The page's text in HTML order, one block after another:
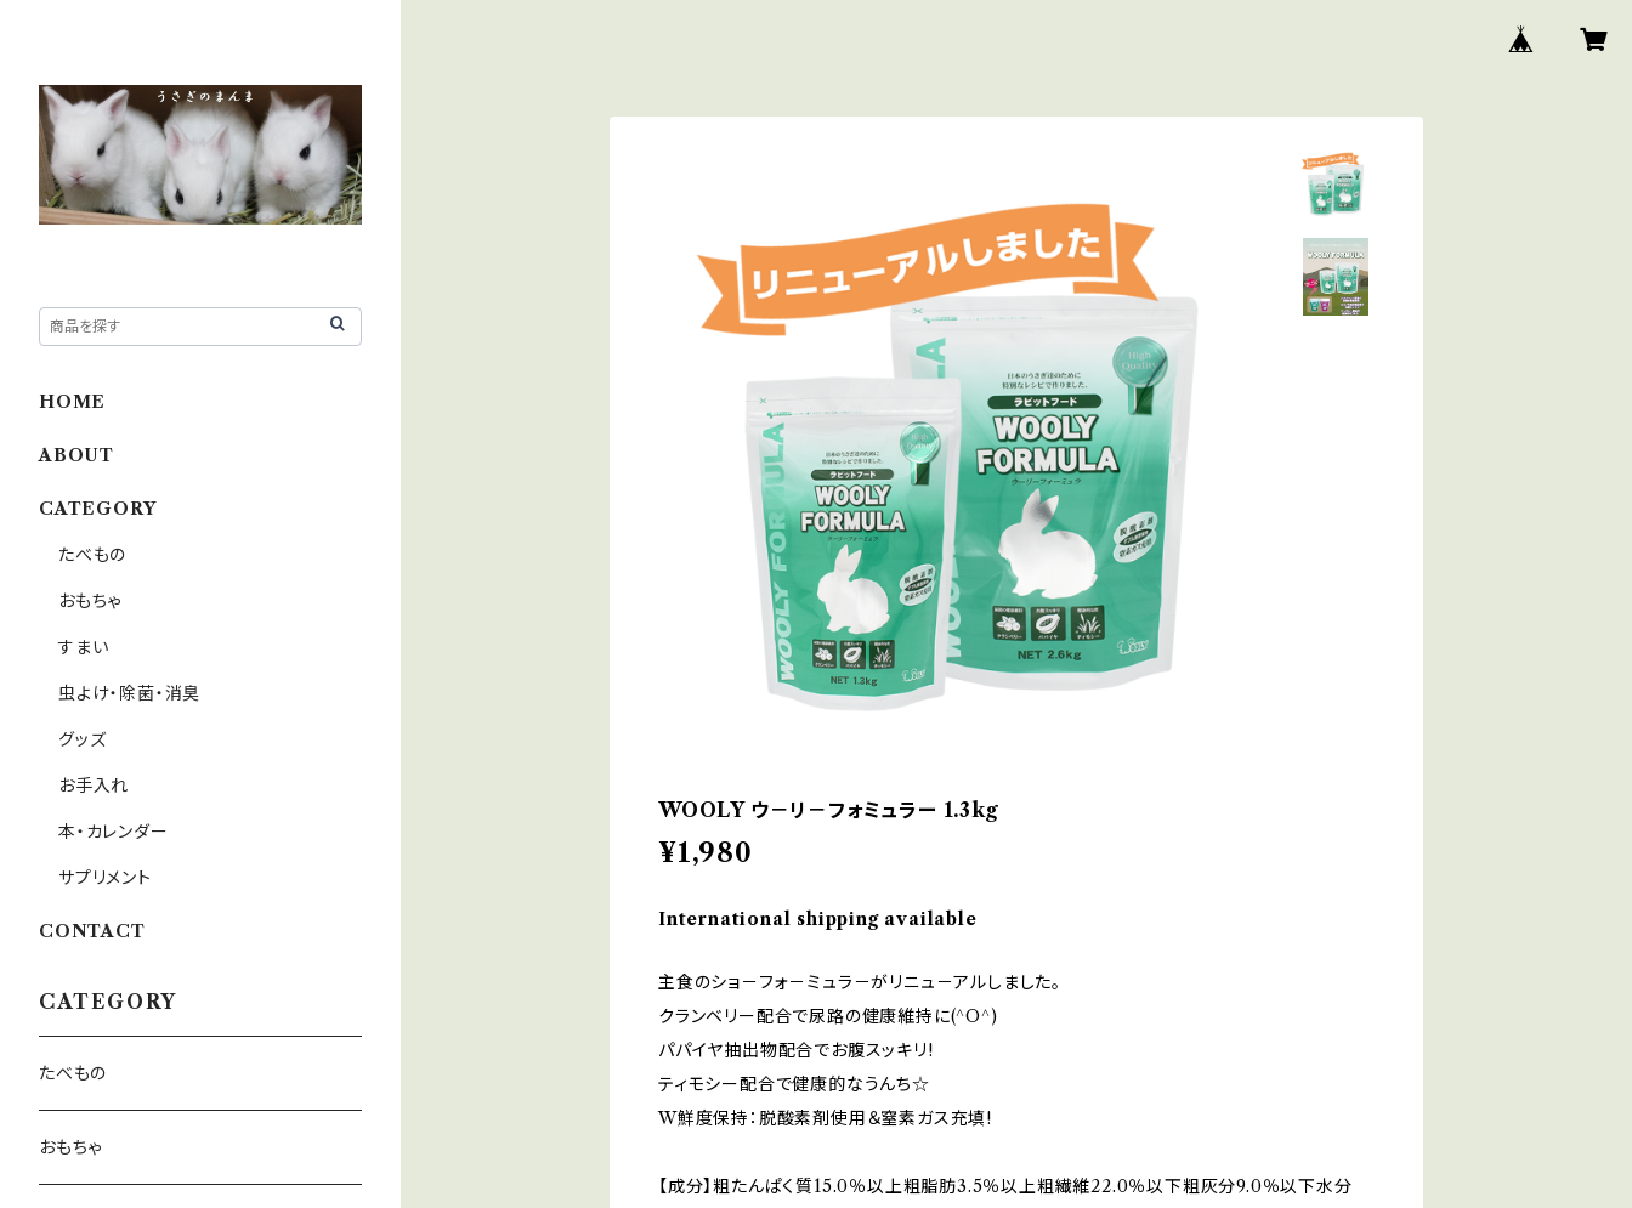
WOOLY ウ－リ－フォミュラー 1.3kg
¥1,980
International shipping available
主食のショ－フォ－ミュラ－がリニュ－アルしました。
クランベリー配合で尿路の健康維持に(^O^)
パパイヤ抽出物配合でお腹スッキリ!
ティモシー配合で健康的なうんち☆
W鮮度保持：脱酸素剤使用＆窒素ガス充填!
【成分】粗たんぱく質15.0％以上粗脂肪3.5％以上粗繊維22.0％以下粗灰分9.0％以下水分
HOME
ABOUT
CATEGORY
たべもの
おもちゃ
すまい
虫よけ・除菌・消臭
グッズ
お手入れ
本・カレンダー
サプリメント
CONTACT
CATEGORY
たべもの
おもちゃ